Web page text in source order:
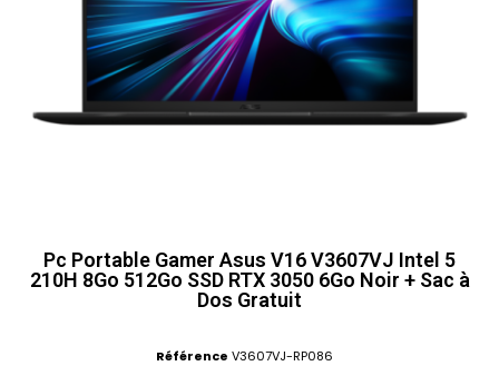
Pc Portable Gamer Asus V16 V3607VJ Intel 5
210H 8Go 512Go SSD RTX 3050 6Go Noir + Sac à
Dos Gratuit
Référence V3607VJ-RP086